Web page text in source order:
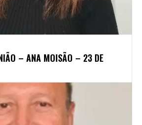
– ANA MOISÃO – 23 DE